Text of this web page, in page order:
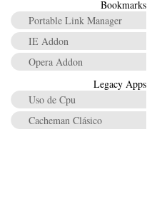
Bookmarks
Portable Link Manager
IE Addon
Opera Addon
Legacy Apps
Uso de Cpu
Cacheman Clásico